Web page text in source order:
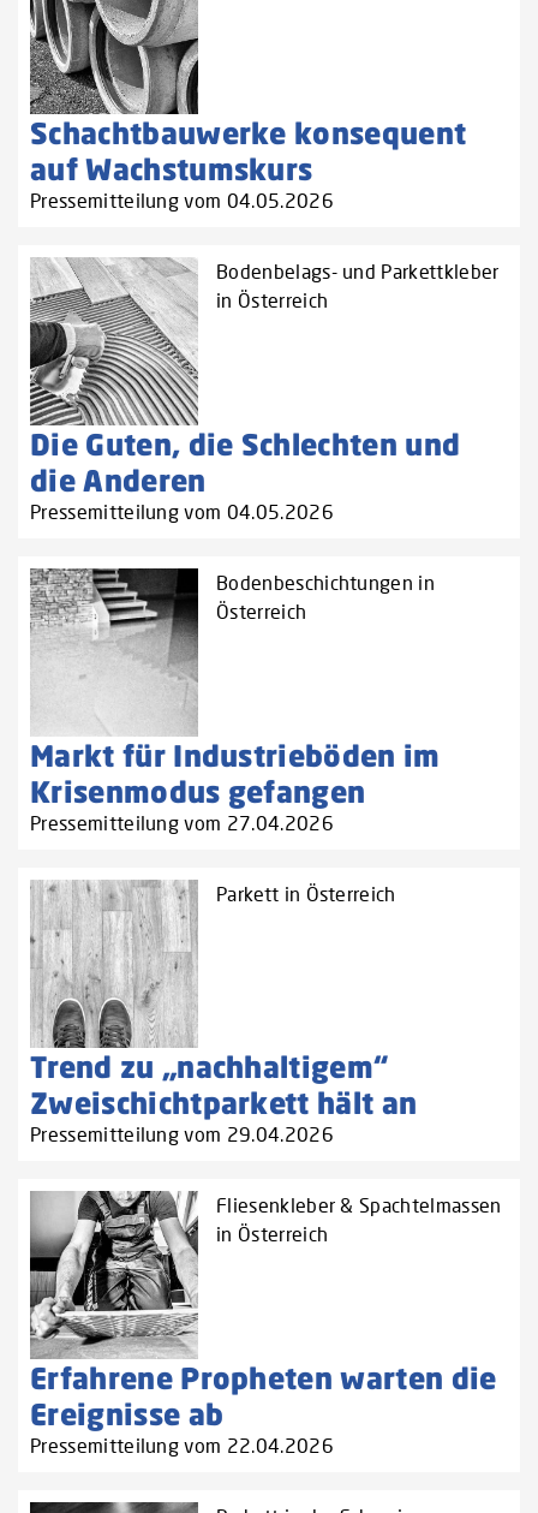
Schachtbauwerke konsequent
auf Wachstumskurs
Pressemitteilung vom 04.05.2026
Bodenbelags- und Parkettkleber
in Österreich
Die Guten, die Schlechten und
die Anderen
Pressemitteilung vom 04.05.2026
Bodenbeschichtungen in
Österreich
Markt für Industrieböden im
Krisenmodus gefangen
Pressemitteilung vom 27.04.2026
Parkett in Österreich
Trend zu „nachhaltigem“
Zweischichtparkett hält an
Pressemitteilung vom 29.04.2026
Fliesenkleber & Spachtelmassen
in Österreich
Erfahrene Propheten warten die
Ereignisse ab
Pressemitteilung vom 22.04.2026